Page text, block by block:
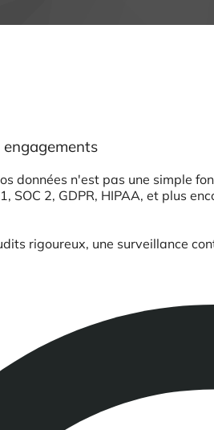
engagements
données n'est pas une simple
SOC 2, GDPR, HIPAA, et plus
rigoureux, une surveillance